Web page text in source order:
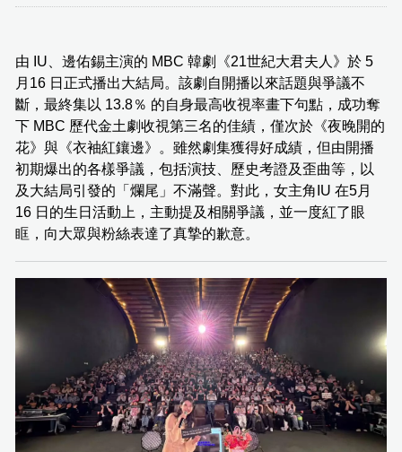
由 IU、邊佑錫主演的 MBC 韓劇《21世紀大君夫人》於 5
月16 日正式播出大結局。該劇自開播以來話題與爭議不
斷，最終集以 13.8％ 的自身最高收視率畫下句點，成功奪
下 MBC 歷代金土劇收視第三名的佳績，僅次於《夜晚開的
花》與《衣袖紅鑲邊》。雖然劇集獲得好成績，但由開播
初期爆出的各樣爭議，包括演技、歷史考證及歪曲等，以
及大結局引發的「爛尾」不滿聲。對此，女主角IU 在5月
16 日的生日活動上，主動提及相關爭議，並一度紅了眼
眶，向大眾與粉絲表達了真摯的歉意。